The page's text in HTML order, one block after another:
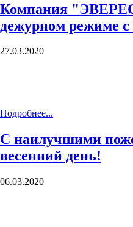
Компания
дежурном режиме с
27.03.2020
Подробнее...
С наилучшими
весенний день!
06.03.2020